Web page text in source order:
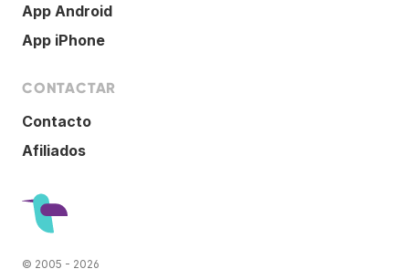
App Android
App iPhone
CONTACTAR
Contacto
Afiliados
© 2005 - 2026